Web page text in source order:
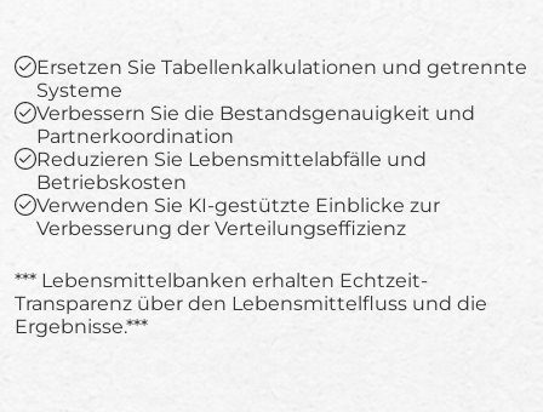
Ersetzen Sie Tabellenkalkulationen und getrennte
Systeme
Verbessern Sie die Bestandsgenauigkeit und
Partnerkoordination
Reduzieren Sie Lebensmittelabfälle und
Betriebskosten
Verwenden Sie KI-gestützte Einblicke zur
Verbesserung der Verteilungseffizienz
*** Lebensmittelbanken erhalten Echtzeit-
Transparenz über den Lebensmittelfluss und die
Ergebnisse.***